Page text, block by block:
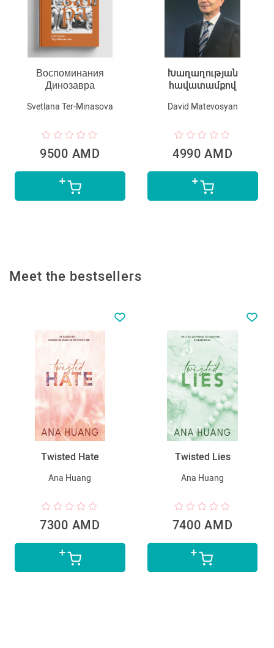
Воспоминания
Динозавра
Svetlana Ter-Minasova
9500 AMD
Խաղաղության
հավատամքով
David Matevosyan
4990 AMD
Meet the bestsellers
Twisted Hate
Ana Huang
7300 AMD
Twisted Lies
Ana Huang
7400 AMD